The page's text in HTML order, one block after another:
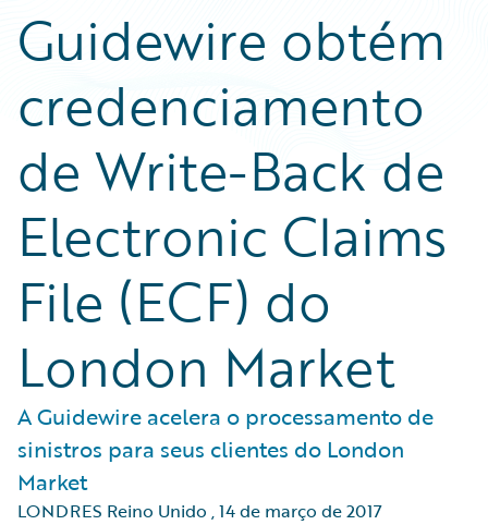
Guidewire obtém
credenciamento
de Write-Back de
Electronic Claims
File (ECF) do
London Market
A Guidewire acelera o processamento de
sinistros para seus clientes do London
Market
LONDRES Reino Unido ,14 de março de 2017